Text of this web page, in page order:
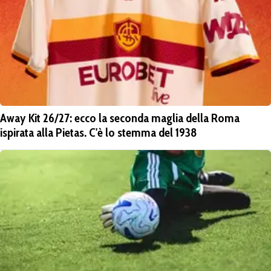
Away Kit 26/27: ecco la seconda maglia della Roma
ispirata alla Pietas. C'è lo stemma del 1938